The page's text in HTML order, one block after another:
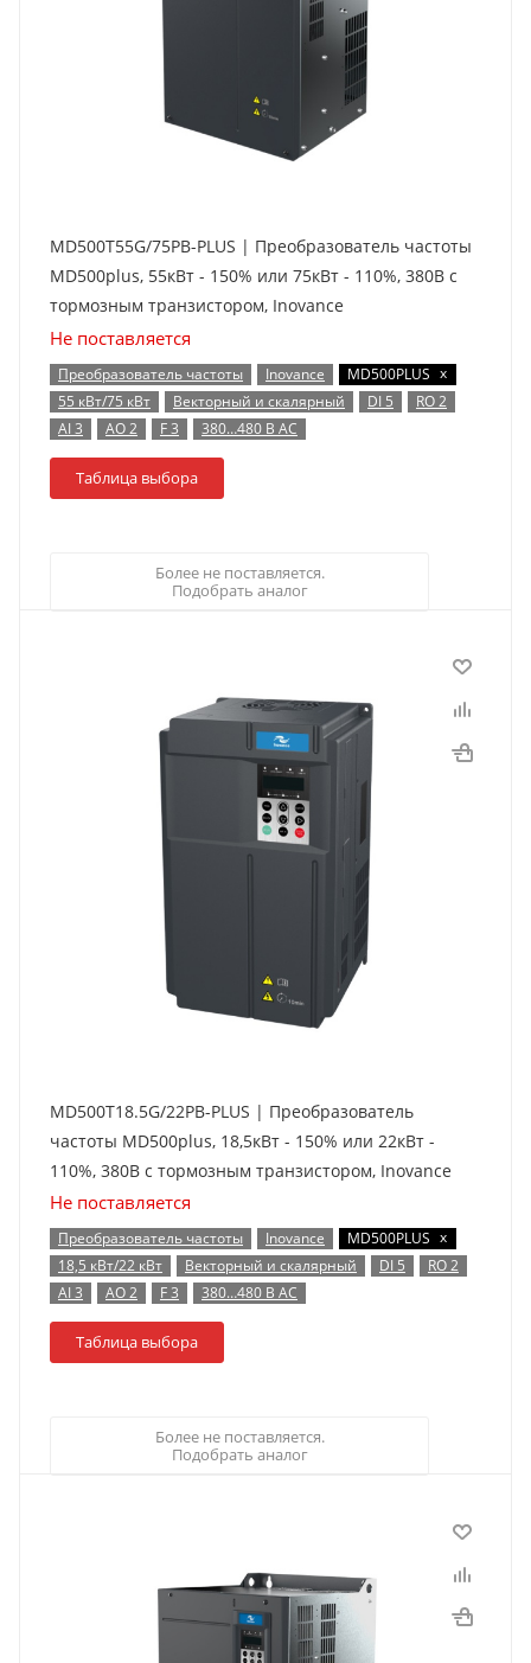
MD500T55G/75PB-PLUS | Преобразователь частоты
MD500plus, 55кВт - 150% или 75кВт - 110%, 380В с
тормозным транзистором, Inovance
Не поставляется
Преобразователь частоты Inovance MD500PLUS x
55 кВт/75 кВт
Векторный и скалярный DI 5
RO 2
AI 3
AO 2 F 3 380…480 В AC
Таблица выбора
Более не поставляется.
Подобрать аналог
MD500T18.5G/22PB-PLUS | Преобразователь
частоты MD500plus, 18,5кВт - 150% или 22кВт -
110%, 380В с тормозным транзистором, Inovance
Не поставляется
Преобразователь частоты Inovance MD500PLUS x
18,5 кВт/22 кВт
Векторный и скалярный DI 5
RO 2
AI 3
AO 2 F 3 380…480 В AC
Таблица выбора
Более не поставляется.
Подобрать аналог